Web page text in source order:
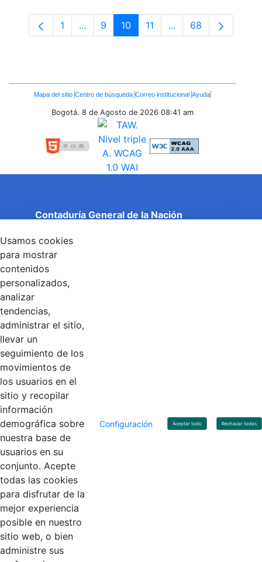
Página
1 ...Páginas intermedias Use TAB para
Página
9 Página
10 Página
11 ...PáginasPágina
68
Enlaces
Inferiores
Mapa del sitio Centro de búsqueda Correo institucional Ayuda
Bogotá. 8 de Agosto de 2026 08:41 am
Contaduría General de la Nación
Entidad adscrita al Ministerio de Hacienda y Crédito
Público
Torre 1 (Aire) - Piso 15, Bogotá D.C., Colombia
Código Postal: 111071
Linkedin
Contacto
Línea de servicio al ciudadano: +57(601) 492 64 00
Correo Institucional:
Correo de notificaciones judiciales:
notificacionjudicial@contaduria.gov.co
Correo de Asuntos disciplinarios:
asuntosdisciplinarios@contaduria.gov.co
Línea Anticorrupción: +57(601) 492 64 00 Ext. 4
Política de privacidad y protección de datos personales
Política de derechos de autor
Términos y condiciones de uso
© Copyright 2026 - Todos los derechos reservados
Gobierno de Colombia
Usamos cookies
para mostrar
contenidos
personalizados,
analizar
tendencias,
administrar el sitio,
llevar un
seguimiento de los
movimientos de
los usuarios en el
sitio y recopilar
información
demográfica sobre
nuestra base de
usuarios en su
conjunto. Acepte
todas las cookies
para disfrutar de la
mejor experiencia
posible en nuestro
sitio web, o bien
administre sus
Configuración Aceptar todo Rechazar todas